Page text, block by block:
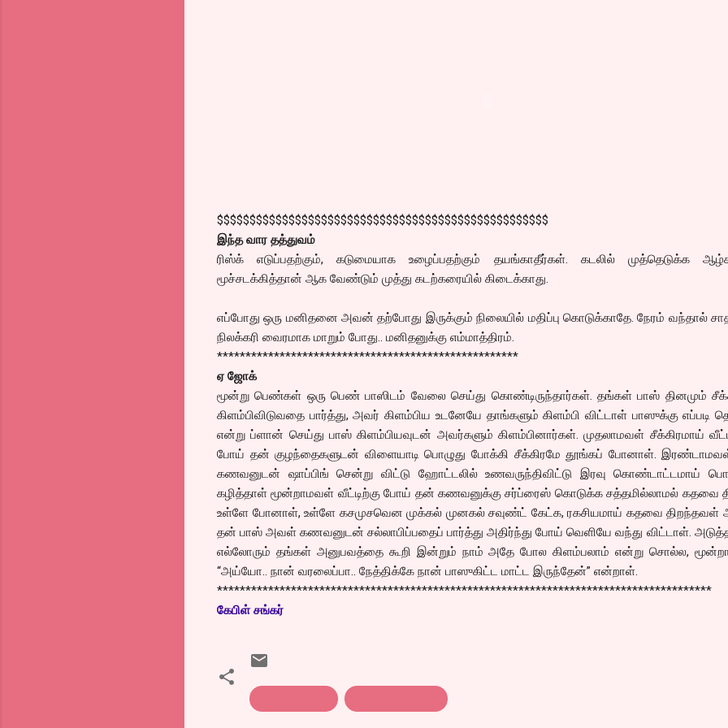
$$$$$$$$$$$$$$$$$$$$$$$$$$$$$$$$$$$$$$$$$$$$$$$$$$$
இந்த வார தத்துவம்
ரிஸ்க் எடுப்பதற்கும், கடுமையாக உழைப்பதற்கும் தயங்காதீர்கள். கடலில் முத்தெடுக்க
மூச்சடக்கித்தான் ஆக வேண்டும் முத்து கடற்கரையில் கிடைக்காது.
எப்போது ஒரு மனிதனை அவன் தற்போது இருக்கும் நிலையில் மதிப்பு கொடுக்காதே. நேரம் வந்தால்
நிலக்கரி வைரமாக மாறும் போது.. மனிதனுக்கு எம்மாத்திரம்.
*****************************************************
ஏ ஜோக்
மூன்று பெண்கள் ஒரு பெண் பாஸிடம் வேலை செய்து கொண்டிருந்தார்கள். தங்கள் பாஸ் தினமும்
கிளம்பிவிடுவதை பார்த்து, அவர் கிளம்பிய உடனேயே தாங்களும் கிளம்பி விட்டாள் பாஸுக்கு எப்படி
என்று ப்ளான் செய்து பாஸ் கிளம்பியவுடன் அவர்களும் கிளம்பினார்கள். முதலாமவள் சீக்கிரமாய்
போய் தன் குழந்தைகளுடன் விளையாடி பொழுது போக்கி சீக்கிரமே தூங்கப் போனாள்.
கணவனுடன் ஷாப்பிங் சென்று விட்டு ஹோட்டலில் உணவருந்திவிட்டு இரவு கொண்டாட்டமாய்
கழித்தாள் மூன்றாமவள் வீட்டிற்கு போய் தன் கணவனுக்கு சர்ப்ரைஸ் கொடுக்க சத்தமில்லாமல் கதவை
உள்ளே போனாள், உள்ளே கசமுசவென முக்கல் முனகல் சவுண்ட் கேட்க, ரகசியமாய் கதவை திறந்தவள்
தன் பாஸ் அவள் கணவனுடன் சல்லாபிப்பதைப் பார்த்து அதிர்ந்து போய் வெளியே வந்து விட்டாள்.
எல்லோரும் தங்கள் அனுபவத்தை கூறி இன்றும் நாம் அதே போல கிளம்பலாம் என்று சொல்ல,
“அய்யோ.. நான் வரலைப்பா.. நேத்திக்கே நான் பாஸுகிட்ட மாட்ட இருந்தேன்” என்றாள்.
***************************************************************************************
கேபிள் சங்கர்